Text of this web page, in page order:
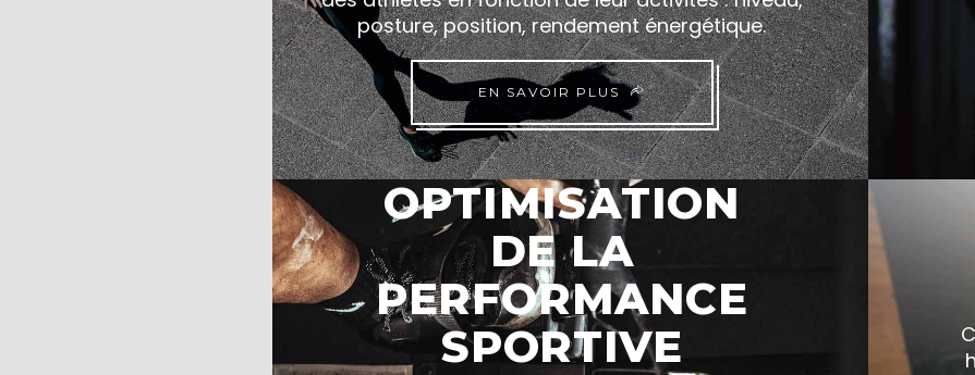
posture, position, rendement énergétique.
EN SAVOIR PLUS
OPTIMISATION
DE LA
PERFORMANCE
SPORTIVE